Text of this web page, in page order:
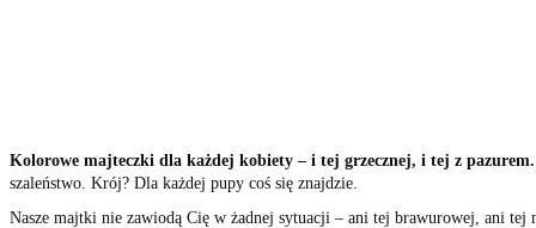
Kolorowe majteczki dla każdej kobiety – i tej grzecznej, i tej z
szaleństwo. Krój? Dla każdej pupy coś się znajdzie.
Nasze majtki nie zawiodą Cię w żadnej sytuacji – ani tej brawurowej, ani tej